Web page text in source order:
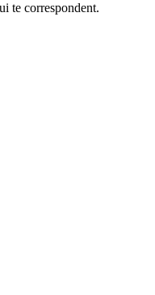
te correspondent.